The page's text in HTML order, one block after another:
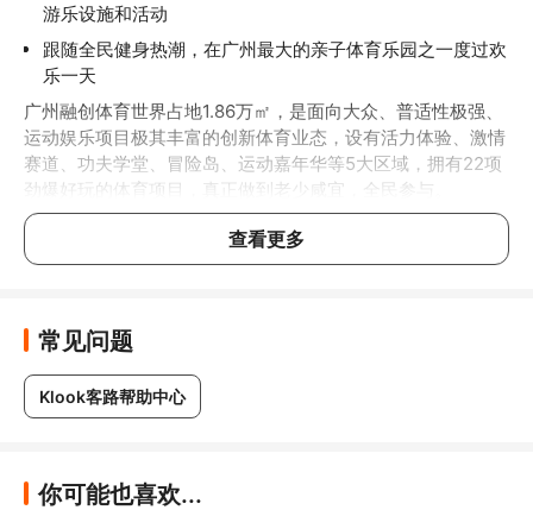
游乐设施和活动
跟随全民健身热潮，在广州最大的亲子体育乐园之一度过欢
乐一天
广州融创体育世界占地1.86万㎡，是面向大众、普适性极强、
运动娱乐项目极其丰富的创新体育业态，设有活力体验、激情
赛道、功夫学堂、冒险岛、运动嘉年华等5大区域，拥有22项
劲爆好玩的体育项目，真正做到老少咸宜，全民参与。
行前须知
体育世界卡丁车购票温馨提示：
购买卡丁车的游客需至少在游玩当日14:00前至现场取号排
赛，如未能按时到现场排赛则门票作废，视为自动放弃该门
体育世界闸机项目的游玩限制
查看更多
常见问题
Klook客路帮助中心
你可能也喜欢...